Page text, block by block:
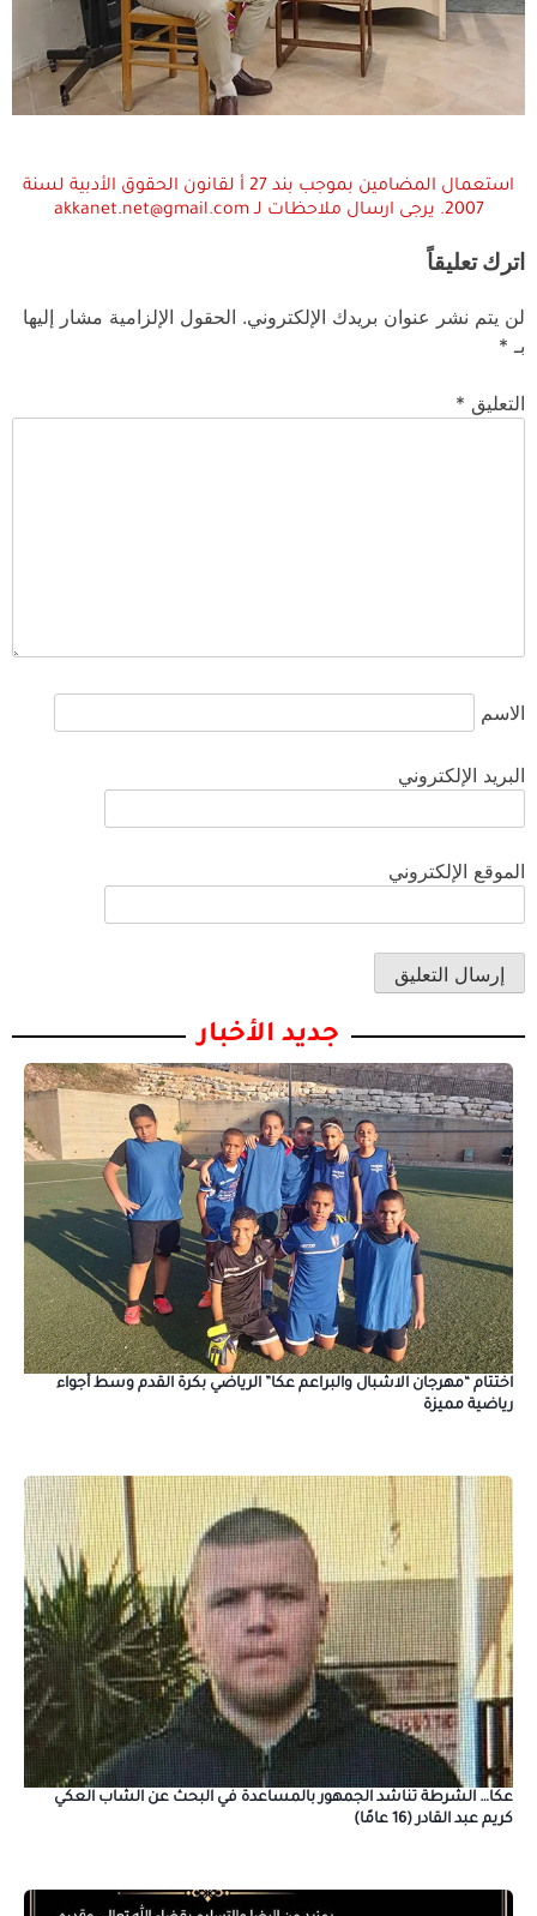
استعمال المضامين بموجب بند 27 أ لقانون الحقوق الأدبية لسنة
2007. يرجى ارسال ملاحظات لـ akkanet.net@gmail.com
اترك تعليقاً
لن يتم نشر عنوان بريدك الإلكتروني. الحقول الإلزامية مشار إليها
بـ *
التعليق *
الاسم
البريد الإلكتروني
الموقع الإلكتروني
جديد الأخبار
اختتام “مهرجان الاشبال والبراعم عكا” الرياضي بكرة القدم وسط أجواء
رياضية مميزة
عكا… الشرطة تناشد الجمهور بالمساعدة في البحث عن الشاب العكي
كريم عبد القادر (16 عامًا)